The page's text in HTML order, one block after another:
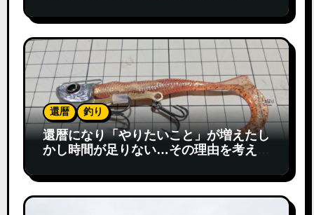
還暦 釣り
還暦になり「やりたいこと」が増えたし
かし時間が足りない…その理由を考えて